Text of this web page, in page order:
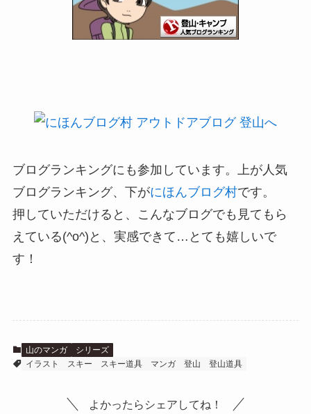
ブログランキングにも参加しています。上が人気
ブログランキング、下がにほんブログ村です。
押していただけると、こんなブログでも見てもら
えている(^o^)と、実感できて…とても嬉しいで
す！
山のマンガ
シリーズ
イラスト
スキー スキー道具 マンガ 登山 登山道具
よかったらシェアしてね！